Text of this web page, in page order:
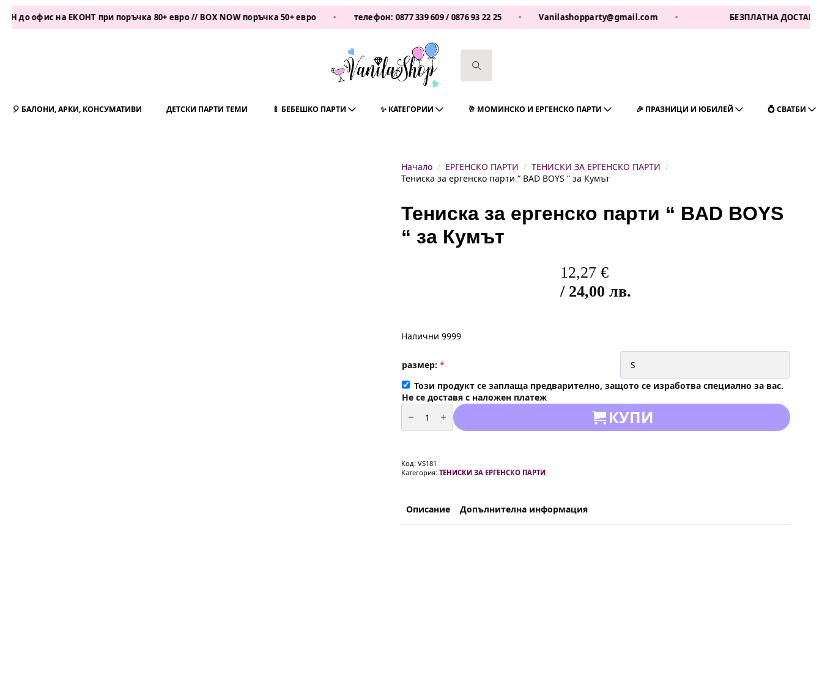
на ЕКОНТ при поръчка 80+ евро // BOX NOW поръчка 50+ евро • телефон:0877 339 609/0876 93 22 25 • Vanilashopparty@gmail.com • БЕЗПЛАТНА ДОСТАВКА ЗА 1
🎈 БАЛОНИ, АРКИ, КОНСУМАТИВИ ДЕТСКИ ПАРТИ ТЕМИ 🍼 БЕБЕШКО ПАРТИ ✨ КАТЕГОРИИ 🥂 МОМИНСКО И ЕРГЕНСКО ПАРТИ 🎉 ПРАЗНИЦИ И ЮБИЛЕЙ 💍 СВАТБИ
Начало ЕРГЕНСКО ПАРТИ
ТЕНИСКИ ЗА ЕРГЕНСКО ПАРТИ
Тениска за ергенско парти “ BAD BOYS “ за Кумът
Тениска за ергенско парти “ BAD BOYS
“ за Кумът
12,27 €
/ 24,00 лв.
Налични 9999
размер *
Този продукт се заплаща предварително, защото се изработва специално за вас.
Не се доставя с наложен платеж
количество
за
Тениска
за
"
BAD
BOYS
КУПИ
Код: VS181
Категория: ТЕНИСКИ ЗА ЕРГЕНСКО ПАРТИ
Описание Допълнителна информация